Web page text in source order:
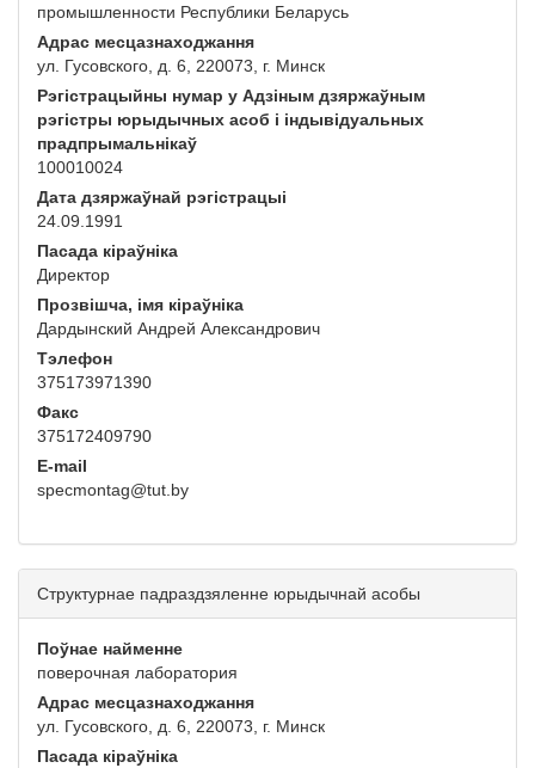
промышленности Республики Беларусь
Адрас месцазнаходжання
ул. Гусовского, д. 6, 220073, г. Минск
Рэгістрацыйны нумар у Адзіным дзяржаўным
рэгістры юрыдычных асоб і індывідуальных
прадпрымальнікаў
100010024
Дата дзяржаўнай рэгістрацыі
24.09.1991
Пасада кіраўніка
Директор
Прозвішча, імя кіраўніка
Дардынский Андрей Александрович
Тэлефон
375173971390
Факс
375172409790
E-mail
specmontag@tut.by
Структурнае падраздзяленне юрыдычнай асобы
Поўнае найменне
поверочная лаборатория
Адрас месцазнаходжання
ул. Гусовского, д. 6, 220073, г. Минск
Пасада кіраўніка